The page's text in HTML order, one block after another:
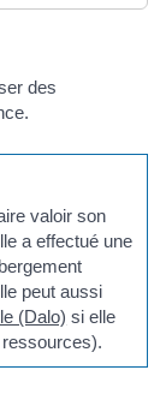
des
valoir son
a effectué une
peut aussi
(Dalo) si elle